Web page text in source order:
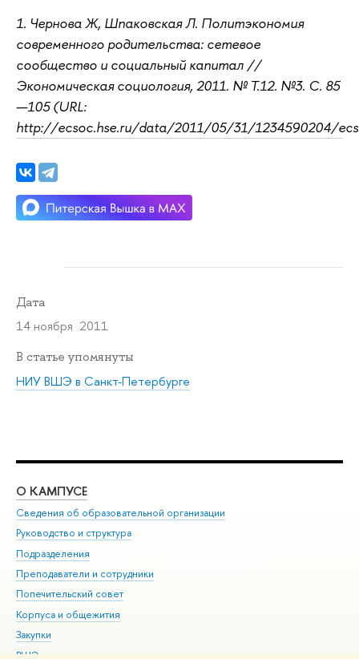
1. Чернова Ж, Шпаковская Л. Политэкономия
современного родительства: сетевое
сообщество и социальный капитал //
Экономическая социология, 2011. № Т.12. №3. C. 85
—105 (URL:
http://ecsoc.hse.ru/data/2011/05/31/1234590204/
Дата
14 ноября 2011
В статье упомянуты
НИУ ВШЭ в Санкт-Петербурге
О КАМПУСЕ
Сведения об образовательной организации
Руководство и структура
Подразделения
Преподаватели и сотрудники
Попечительский совет
Корпуса и общежития
Закупки
ВШЭ для студентов с ограниченными возможностями